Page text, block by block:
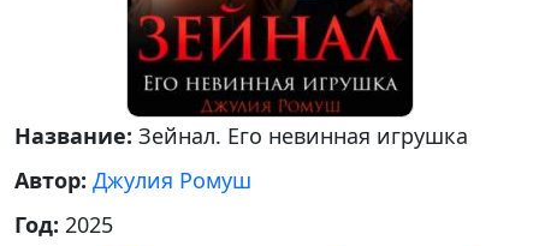
Название: Зейнал. Его невинная игрушка
Автор: Джулия Ромуш
Год: 2025